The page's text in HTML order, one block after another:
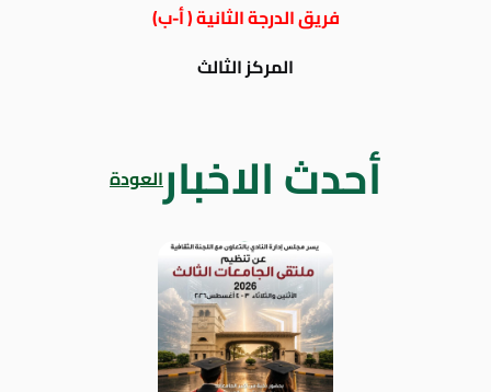
فريق الدرجة الثانية ( أ-ب)
المركز الثالث
أحدث الاخبارالعودة